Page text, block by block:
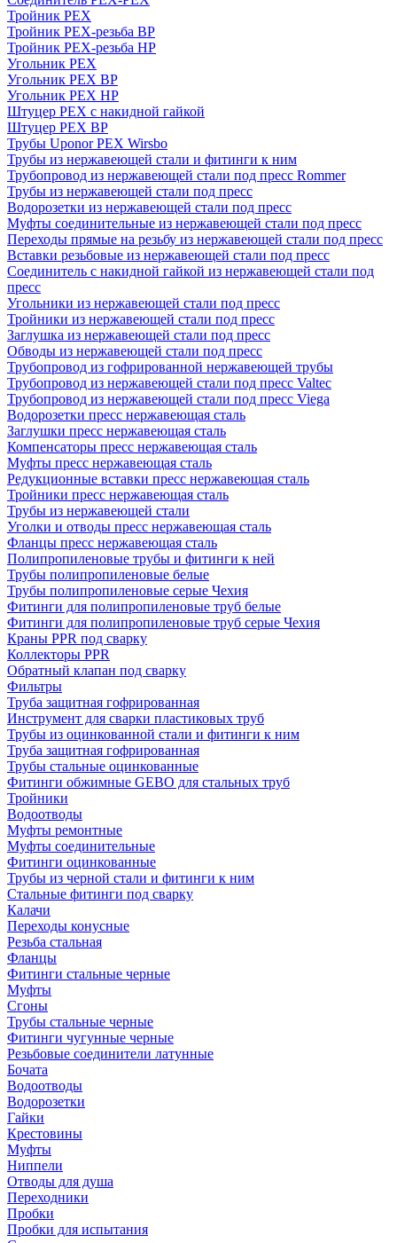
Тройник PEX
Тройник PEX-резьба ВР
Тройник PEX-резьба НР
Угольник PEX
Угольник PEX ВР
Угольник PEX НР
Штуцер PEX c накидной гайкой
Штуцер PEX ВР
Трубы Uponor PEX Wirsbo
Трубы из нержавеющей стали и фитинги к ним
Трубопровод из нержавеющей стали под пресс Rommer
Трубы из нержавеющей стали под пресс
Водорозетки из нержавеющей стали под пресс
Муфты соединительные из нержавеющей стали под пресс
Переходы прямые на резьбу из нержавеющей стали под пресс
Вставки резьбовые из нержавеющей стали под пресс
Соединитель с накидной гайкой из нержавеющей стали под
пресс
Угольники из нержавеющей стали под пресс
Тройники из нержавеющей стали под пресс
Заглушка из нержавеющей стали под пресс
Обводы из нержавеющей стали под пресс
Трубопровод из гофрированной нержавеющей трубы
Трубопровод из нержавеющей стали под пресс Valtec
Трубопровод из нержавеющей стали под пресс Viega
Водорозетки пресс нержавеющая сталь
Заглушки пресс нержавеющая сталь
Компенсаторы пресс нержавеющая сталь
Муфты пресс нержавеющая сталь
Редукционные вставки пресс нержавеющая сталь
Тройники пресс нержавеющая сталь
Трубы из нержавеющей стали
Уголки и отводы пресс нержавеющая сталь
Фланцы пресс нержавеющая сталь
Полипропиленовые трубы и фитинги к ней
Трубы полипропиленовые белые
Трубы полипропиленовые серые Чехия
Фитинги для полипропиленовые труб белые
Фитинги для полипропиленовые труб серые Чехия
Краны PPR под сварку
Коллекторы PPR
Обратный клапан под сварку
Фильтры
Труба защитная гофрированная
Инструмент для сварки пластиковых труб
Трубы из оцинкованной стали и фитинги к ним
Труба защитная гофрированная
Трубы стальные оцинкованные
Фитинги обжимные GEBO для стальных труб
Тройники
Водоотводы
Муфты ремонтные
Муфты соединительные
Фитинги оцинкованные
Трубы из черной стали и фитинги к ним
Стальные фитинги под сварку
Калачи
Переходы конусные
Резьба стальная
Фланцы
Фитинги стальные черные
Муфты
Сгоны
Трубы стальные черные
Фитинги чугунные черные
Резьбовые соединители латунные
Бочата
Водоотводы
Водорозетки
Гайки
Крестовины
Муфты
Ниппели
Отводы для душа
Переходники
Пробки
Пробки для испытания